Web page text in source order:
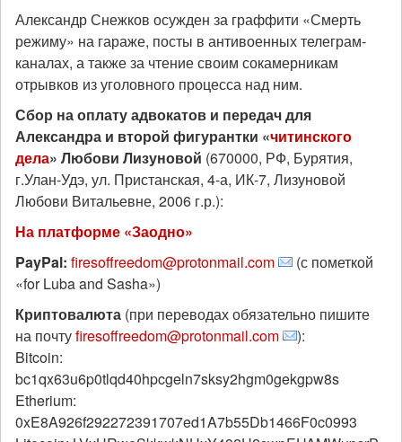
Александр Снежков осужден за граффити «Смерть
режиму» на гараже, посты в антивоенных телеграм-
каналах, а также за чтение своим сокамерникам
отрывков из уголовного процесса над ним.
Сбор на оплату адвокатов и передач для
Александра и второй фигурантки «читинского
дела» Любови Лизуновой (670000, РФ, Бурятия,
г.Улан-Удэ, ул. Пристанская, 4-а, ИК-7, Лизуновой
Любови Витальевне, 2006 г.р.):
На платформе «Заодно»
PayPal: firesoffreedom@protonmail.com
(с пометкой
«for Luba and Sasha»)
Криптовалюта (при переводах обязательно пишите
на почтуfiresoffreedom@protonmail.com
):
Bitcoin:
bc1qx63u6p0tlqd40hpcgeln7sksy2hgm0gekgpw8s
Etherium:
0xE8A926f292272391707ed1A7b55Db1466F0c0993